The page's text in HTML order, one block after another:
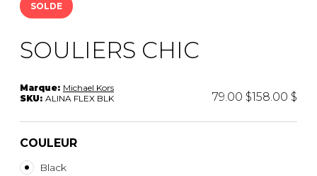
SOLDE
SOULIERS CHIC
Marque: Michael Kors
SKU: ALINA FLEX BLK 79.00 $158.00 $
COULEUR
Black